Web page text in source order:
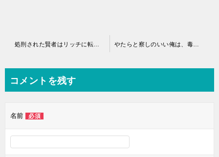
ビ
ー
シ
処刑された賢者はリッチに転生して侵略戦争を始めるはどこで読める？マンガUP!で読む方法と作品情報まとめ やたらと察しのいい俺は、毒舌クーデレ美少女の小さなデレも見逃さずにぐいぐいいく｜最新刊第1巻！マンガUP!で最新話まで全話無料連載中！
コメントを残す
名前 必須